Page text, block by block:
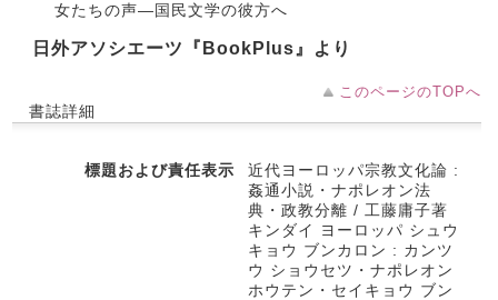
女たちの声―国民文学の彼方へ
日外アソシエーツ『BookPlus』より
このページのTOPへ
書誌詳細
標題および責任表示
近代ヨーロッパ宗教文化論 :
姦通小説・ナポレオン法
典・政教分離 / 工藤庸子著
キンダイ ヨーロッパ シュウ
キョウ ブンカロン : カンツ
ウ ショウセツ・ナポレオン
ホウテン・セイキョウ ブン